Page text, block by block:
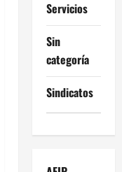
Servicios
Sin
categoría
Sindicatos